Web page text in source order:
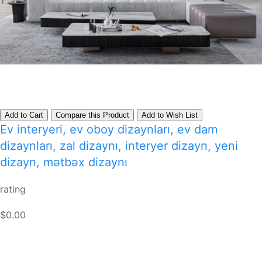
Add to Cart Compare this Product Add to Wish List
Ev interyeri, ev oboy dizaynları, ev dam
dizaynları, zal dizaynı, interyer dizayn, yeni
dizayn, mətbəx dizaynı
rating
$0.00